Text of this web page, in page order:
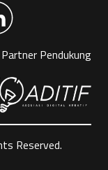
Partner Pendukung
Reserved.